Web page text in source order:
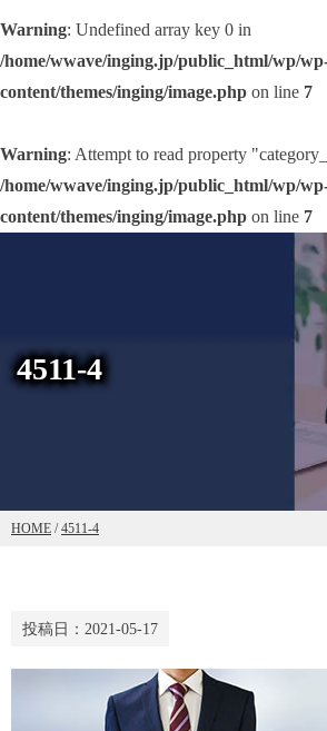
Warning: Undefined array key 0 in
/home/wwave/inging.jp/public_html/wp/
content/themes/inging/image.php on line 7
Warning: Attempt to read property
/home/wwave/inging.jp/public_html/wp/
content/themes/inging/image.php on line 7
4511-4
HOME /4511-4
投稿日： 2021-05-17